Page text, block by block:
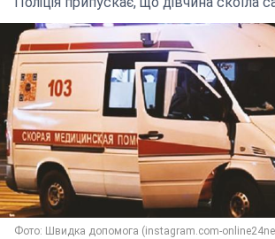
Фото: Швидка допомога (instagram.com-